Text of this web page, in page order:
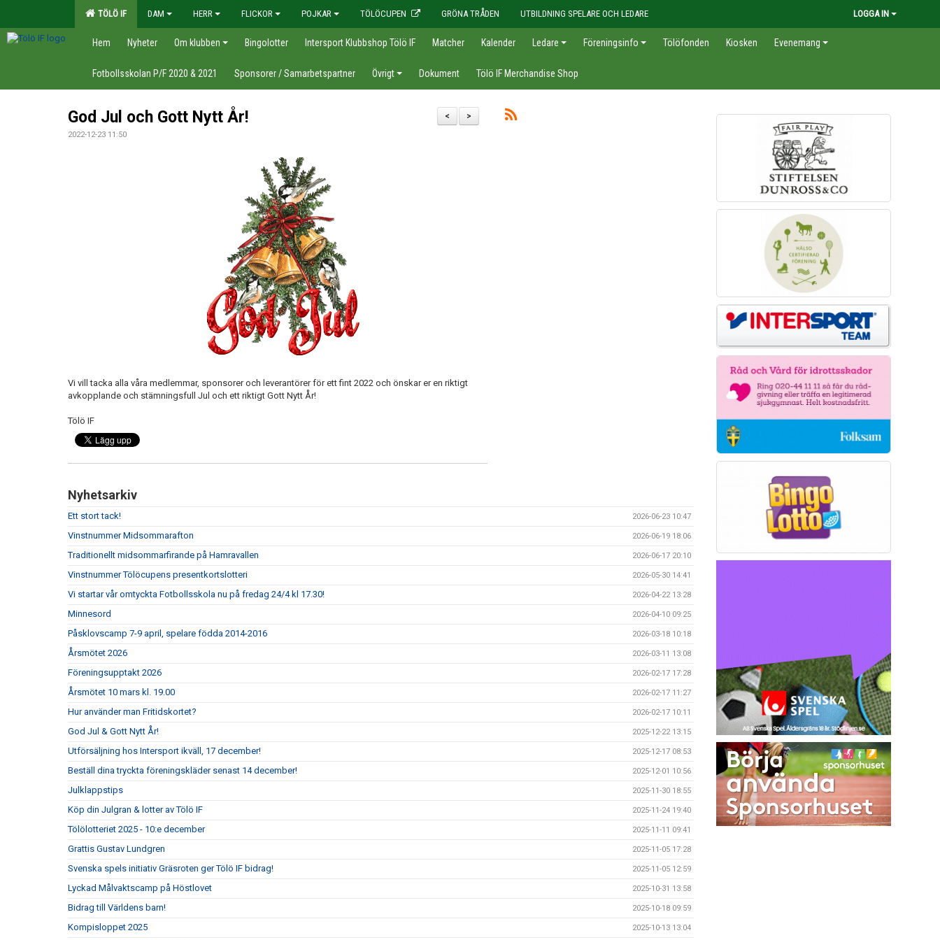
TÖLÖ IF DAM HERR FLICKOR POJKAR TÖLÖCUPEN GRÖNA TRÅDEN UTBILDNING SPELARE OCH LEDARE LOGGA IN
Hem Nyheter Om klubben Bingolotter Intersport Klubbshop Tölö IF Matcher Kalender Ledare Föreningsinfo Tölöfonden Kiosken Evenemang
Fotbollsskolan P/F 2020 & 2021 Sponsorer / Samarbetspartner Övrigt Dokument Tölö IF Merchandise Shop
>
<
God Jul och Gott Nytt År!
2022-12-23 11:50
Vi vill tacka alla våra medlemmar, sponsorer och leverantörer för ett fint 2022 och önskar er en riktigt
avkopplande och stämningsfull Jul och ett riktigt Gott Nytt År!
Tölö IF
Nyhetsarkiv
Ett stort tack! 2026-06-23 10:47
Vinstnummer Midsommarafton 2026-06-19 18:06
Traditionellt midsommarfirande på Hamravallen 2026-06-17 20:10
Vinstnummer Tölöcupens presentkortslotteri 2026-05-30 14:41
Vi startar vår omtyckta Fotbollsskola nu på fredag 24/4 kl 17.30! 2026-04-22 13:28
Minnesord 2026-04-10 09:25
Påsklovscamp 7-9 april, spelare födda 2014-2016 2026-03-18 10:18
Årsmötet 2026 2026-03-11 13:08
Föreningsupptakt 2026 2026-02-17 17:28
Årsmötet 10 mars kl. 19.00 2026-02-17 11:27
Hur använder man Fritidskortet? 2026-02-17 10:11
God Jul & Gott Nytt År! 2025-12-22 13:15
Utförsäljning hos Intersport ikväll, 17 december! 2025-12-17 08:53
Beställ dina tryckta föreningskläder senast 14 december! 2025-12-01 10:56
Julklappstips 2025-11-30 18:55
Köp din Julgran & lotter av Tölö IF 2025-11-24 19:40
Tölölotteriet 2025 - 10:e december 2025-11-11 09:41
Grattis Gustav Lundgren 2025-11-05 17:28
Svenska spels initiativ Gräsroten ger Tölö IF bidrag! 2025-11-05 12:59
Lyckad Målvaktscamp på Höstlovet 2025-10-31 13:58
Bidrag till Världens barn! 2025-10-18 09:59
Kompisloppet 2025 2025-10-13 13:04